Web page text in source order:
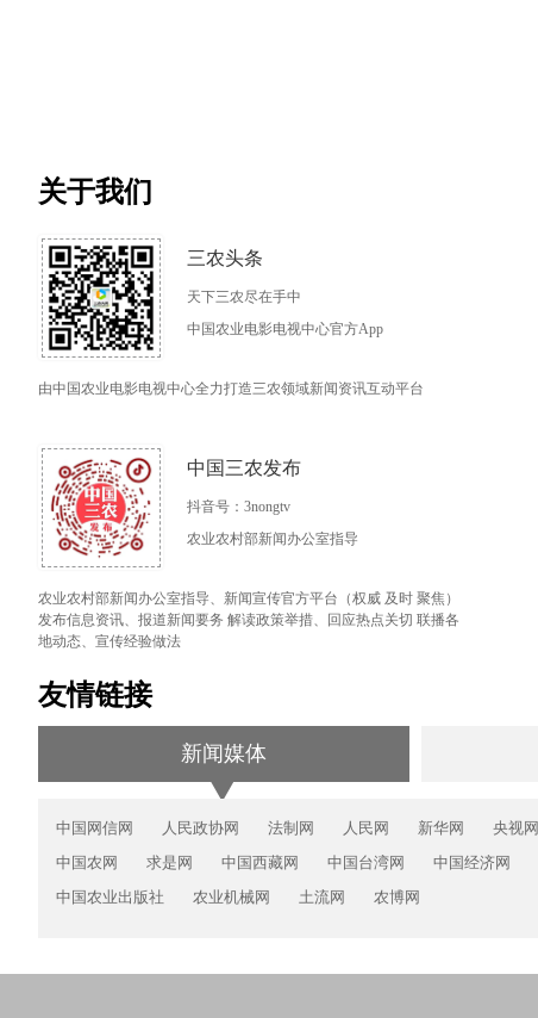
关于我们
三农头条
天下三农尽在手中
中国农业电影电视中心官方App
由中国农业电影电视中心全力打造三农领域新闻资讯互动平台
中国三农发布
抖音号：3nongtv
农业农村部新闻办公室指导
农业农村部新闻办公室指导、新闻宣传官方平台（权威 及时 聚焦）
发布信息资讯、报道新闻要务 解读政策举措、回应热点关切 联播各
地动态、宣传经验做法
友情链接
新闻媒体
中国网信网 人民政协网 法制网 人民网 新华网 央视网
中国农网
求是网 中国西藏网 中国台湾网 中国经济网
中国农业出版社
农业机械网 土流网 农博网